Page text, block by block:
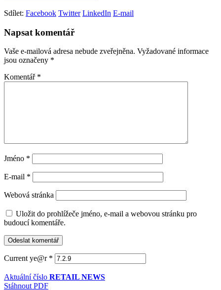
Sdílet: Facebook Twitter LinkedIn E-mail
Napsat komentář
Vaše e-mailová adresa nebude zveřejněna. Vyžadované informace
jsou označeny *
Komentář *
Jméno *
E-mail *
Webová stránka
Uložit do prohlížeče jméno, e-mail a webovou stránku pro
budoucí komentáře.
Current ye@r *
Aktuální číslo RETAIL NEWS
Stáhnout PDF